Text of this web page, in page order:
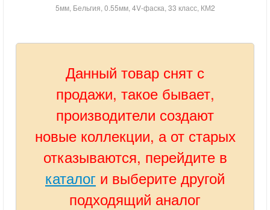
5мм, Бельгия, 0.55мм, 4V-фаска, 33 класс, КМ2
Данный товар снят с
продажи, такое бывает,
производители создают
новые коллекции, а от старых
отказываются, перейдите в
каталог и выберите другой
подходящий аналог